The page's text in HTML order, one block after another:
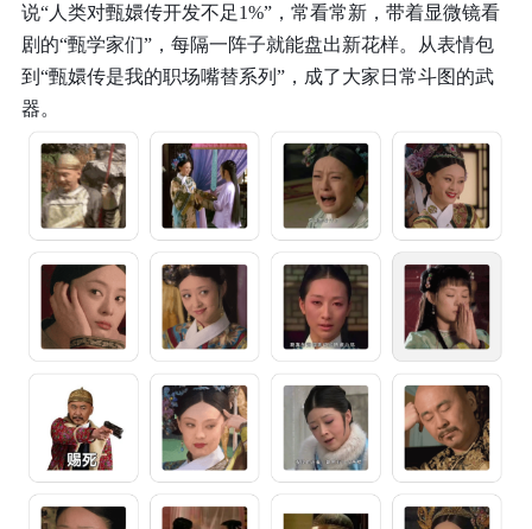
说“人类对甄嬛传开发不足1%”，常看常新，带着显微镜看
剧的“甄学家们”，每隔一阵子就能盘出新花样。从表情包
到“甄嬛传是我的职场嘴替系列”，成了大家日常斗图的武
器。